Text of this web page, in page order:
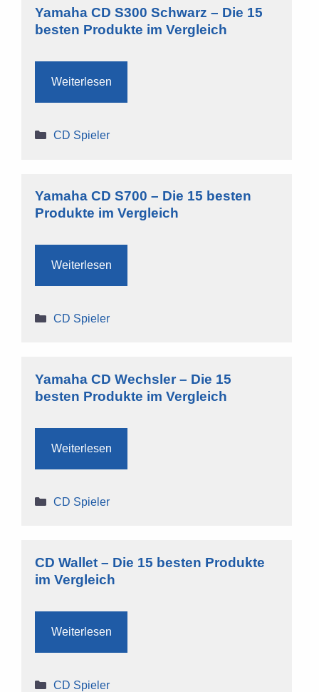
Yamaha CD S300 Schwarz – Die 15
besten Produkte im Vergleich
Weiterlesen
Kategorien
CD Spieler
Yamaha CD S700 – Die 15 besten
Produkte im Vergleich
Weiterlesen
Kategorien
CD Spieler
Yamaha CD Wechsler – Die 15
besten Produkte im Vergleich
Weiterlesen
Kategorien
CD Spieler
CD Wallet – Die 15 besten Produkte
im Vergleich
Weiterlesen
Kategorien
CD Spieler